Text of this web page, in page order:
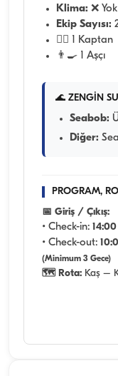
Klima: ❌ Yok
Ekip Sayısı:
👨‍✈️ 1 Kaptan
👨‍🍳 1 Aşçı
🌊 ZENGİN
Seabob:
Diğer:
PROGRAM,
📅 Giriş / Çıkış:
• Check-in: 14:00
• Check-out:
(Minimum 3 Gece)
🗺️ Rota: Kaş –